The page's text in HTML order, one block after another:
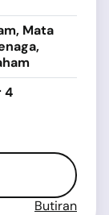
Mata
4
Butiran